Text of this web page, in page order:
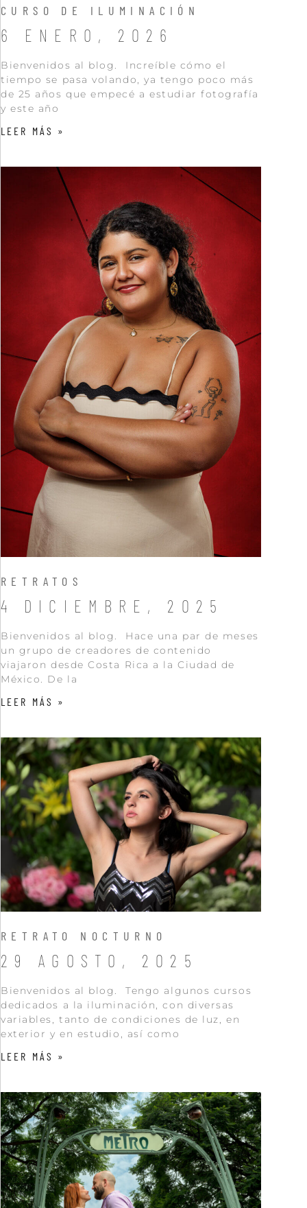
CURSO DE ILUMINACIÓN
6 ENERO, 2026
Bienvenidos al blog. Increíble cómo el
tiempo se pasa volando, ya tengo poco más
de 25 años que empecé a estudiar fotografía
y este año
LEER MÁS »
RETRATOS
4 DICIEMBRE, 2025
Bienvenidos al blog. Hace una par de meses
un grupo de creadores de contenido
viajaron desde Costa Rica a la Ciudad de
México. De la
LEER MÁS »
RETRATO NOCTURNO
29 AGOSTO, 2025
Bienvenidos al blog. Tengo algunos cursos
dedicados a la iluminación, con diversas
variables, tanto de condiciones de luz, en
exterior y en estudio, así como
LEER MÁS »